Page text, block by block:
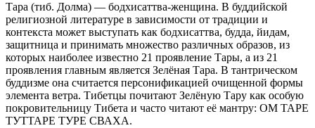
Тара (тиб. Долма) — бодхисаттва-женщина. В буддийской
религиозной литературе в зависимости от традиции и
контекста может выступать как бодхисаттва, будда, йидам,
защитница и принимать множество различных образов, из
которых наиболее известно 21 проявление Тары, а из 21
проявления главным является Зелёная Тара. В тантрическом
буддизме она считается персонификацией очищенной формы
элемента ветра. Тибетцы почитают Зелёную Тару как особую
покровительницу Тибета и часто читают её мантру: ОМ ТАРЕ
ТУТТАРЕ ТУРЕ СВАХА.